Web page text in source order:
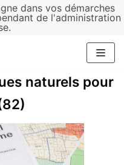
dans vos démarches
de l'administration
naturels pour